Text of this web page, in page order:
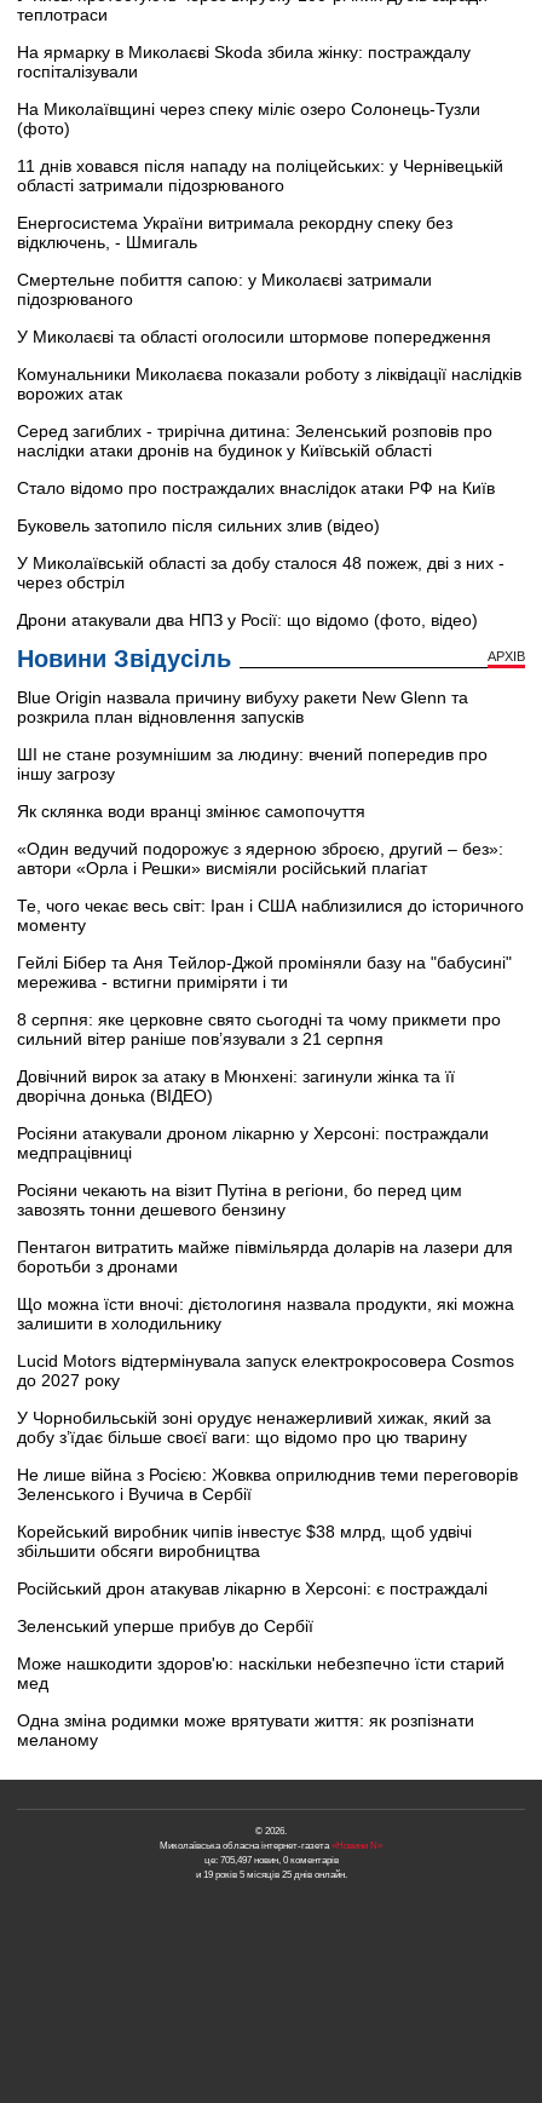
теплотраси
На ярмарку в Миколаєві Skoda збила жінку: постраждалу
госпіталізували
На Миколаївщині через спеку міліє озеро Солонець-Тузли
(фото)
11 днів ховався після нападу на поліцейських: у Чернівецькій
області затримали підозрюваного
Енергосистема України витримала рекордну спеку без
відключень, - Шмигаль
Смертельне побиття сапою: у Миколаєві затримали
підозрюваного
У Миколаєві та області оголосили штормове попередження
Комунальники Миколаєва показали роботу з ліквідації наслідків
ворожих атак
Серед загиблих - трирічна дитина: Зеленський розповів про
наслідки атаки дронів на будинок у Київській області
Стало відомо про постраждалих внаслідок атаки РФ на Київ
Буковель затопило після сильних злив (відео)
У Миколаївській області за добу сталося 48 пожеж, дві з них -
через обстріл
Дрони атакували два НПЗ у Росії: що відомо (фото, відео)
Новини Звідусіль АРХІВ
Blue Origin назвала причину вибуху ракети New Glenn та
розкрила план відновлення запусків
ШІ не стане розумнішим за людину: вчений попередив про
іншу загрозу
Як склянка води вранці змінює самопочуття
«Один ведучий подорожує з ядерною зброєю, другий – без»:
автори «Орла і Решки» висміяли російський плагіат
Те, чого чекає весь світ: Іран і США наблизилися до історичного
моменту
Гейлі Бібер та Аня Тейлор-Джой проміняли базу на "бабусині"
мережива - встигни приміряти і ти
8 серпня: яке церковне свято сьогодні та чому прикмети про
сильний вітер раніше пов’язували з 21 серпня
Довічний вирок за атаку в Мюнхені: загинули жінка та її
дворічна донька (ВІДЕО)
Росіяни атакували дроном лікарню у Херсоні: постраждали
медпрацівниці
Росіяни чекають на візит Путіна в регіони, бо перед цим
завозять тонни дешевого бензину
Пентагон витратить майже півмільярда доларів на лазери для
боротьби з дронами
Що можна їсти вночі: дієтологиня назвала продукти, які можна
залишити в холодильнику
Lucid Motors відтермінувала запуск електрокросовера Cosmos
до 2027 року
У Чорнобильській зоні орудує ненажерливий хижак, який за
добу з’їдає більше своєї ваги: що відомо про цю тварину
Не лише війна з Росією: Жовква оприлюднив теми переговорів
Зеленського і Вучича в Сербії
Корейський виробник чипів інвестує $38 млрд, щоб удвічі
збільшити обсяги виробництва
Російський дрон атакував лікарню в Херсоні: є постраждалі
Зеленський уперше прибув до Сербії
Може нашкодити здоров'ю: наскільки небезпечно їсти старий
мед
Одна зміна родимки може врятувати життя: як розпізнати
меланому
© 2026.
Миколаївська обласна інтернет-газета «Новини N»
це: 705,497 новин, 0 коментарів
и 19 років 5 місяців 25 днів онлайн.